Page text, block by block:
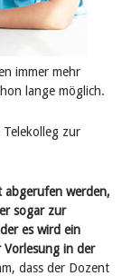
immer mehr
lange möglich.
Telekolleg zur
werden,
sogar zur
es wird ein
Vorlesung in der
dass der Dozent